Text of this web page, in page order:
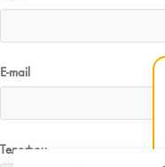
E-mail
Телефон